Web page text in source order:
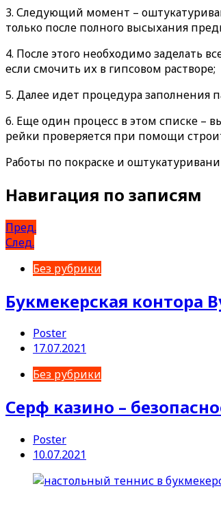
3. Следующий момент –
только после полного высыхания
4. После этого необходимо заделать
если смочить их в гипсовом растворе;
5. Далее идет процедура заполнения
6. Еще один процесс в этом списке –
рейки проверяется при помощи
Работы по покраске и
Навигация по записям
Пред.
След.
Без рубрики
Букмекерская контора
Poster
17.07.2021
Без рубрики
Серф казино –
Poster
10.07.2021